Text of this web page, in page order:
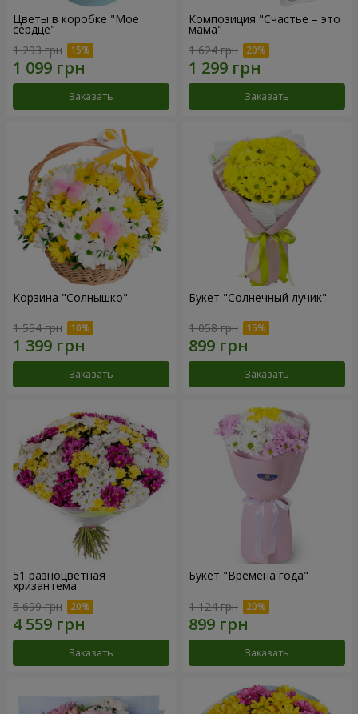
Цветы в коробке "Мое
сердце"
1 293 грн
Заказать
Композиция "Счастье – это
мама"
1 624 грн
Заказать
Корзина "Солнышко"
1 554 грн
Заказать
Букет "Солнечный лучик"
1 058 грн
Заказать
51 разноцветная
хризантема
5 699 грн
Заказать
Букет "Времена года"
1 124 грн
Заказать